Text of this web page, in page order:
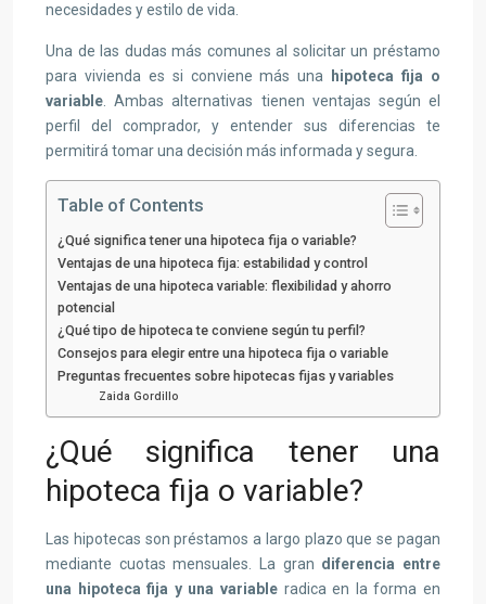
necesidades y estilo de vida.
Una de las dudas más comunes al solicitar un préstamo
para vivienda es si conviene más una
hipoteca fija o
variable . Ambas alternativas tienen ventajas según el
perfil del comprador, y entender sus diferencias te
permitirá tomar una decisión más informada y segura.
Table of Contents
¿Qué significa tener una hipoteca fija o variable?
Ventajas de una hipoteca fija: estabilidad y control
Ventajas de una hipoteca variable: flexibilidad y ahorro
potencial
¿Qué tipo de hipoteca te conviene según tu perfil?
Consejos para elegir entre una hipoteca fija o variable
Preguntas frecuentes sobre hipotecas fijas y variables
Zaida Gordillo
¿Qué significa tener una
hipoteca fija o variable?
Las hipotecas son préstamos a largo plazo que se pagan
mediante cuotas mensuales. La gran diferencia entre
una hipoteca fija y una variable radica en la forma en